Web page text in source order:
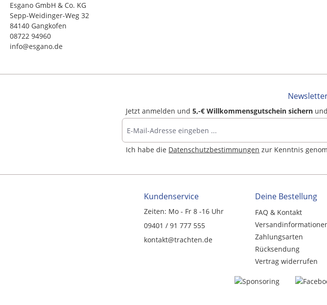
Esgano GmbH & Co. KG
Sepp-Weidinger-Weg 32
84140 Gangkofen
08722 94960
info@esgano.de
Jetzt anmelden und5,-€ Willkommensgutschein sichern
Ich habe die Datenschutzbestimmungen zur Kenntnis
Kundenservice
Zeiten: Mo - Fr 8 -16 Uhr
09401 / 91 777 555
kontakt@trachten.de
Deine Bestellung
FAQ & Kontakt
Zahlungsarten
Rücksendung
Vertrag widerrufen